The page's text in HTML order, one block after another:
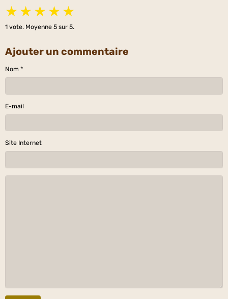
★ ★ ★ ★ ★
1 vote. Moyenne 5 sur 5.
Ajouter un commentaire
Nom
E-mail
Site Internet